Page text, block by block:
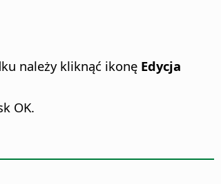
należy kliknąć ikonę Edycja
OK.